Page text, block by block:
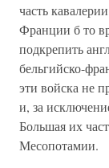
часть
Франции б то
подкрепить
бельгийско-
эти войска не
и, за
Большая их
Месопотамии.